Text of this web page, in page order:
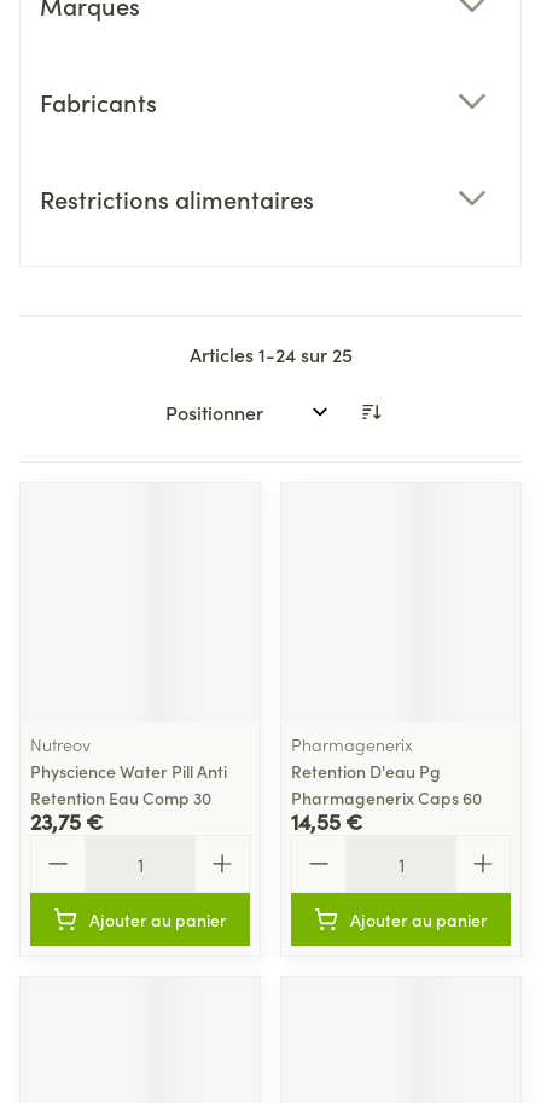
Fabricants
Restrictions alimentaires
Articles1-24sur 25
Trier par:
Nutreov
Physcience Water Pill Anti
Retention Eau Comp 30
23,75 €
Ajouter au panier
Pharmagenerix
Retention D'eau Pg
Pharmagenerix Caps 60
14,55 €
Ajouter au panier